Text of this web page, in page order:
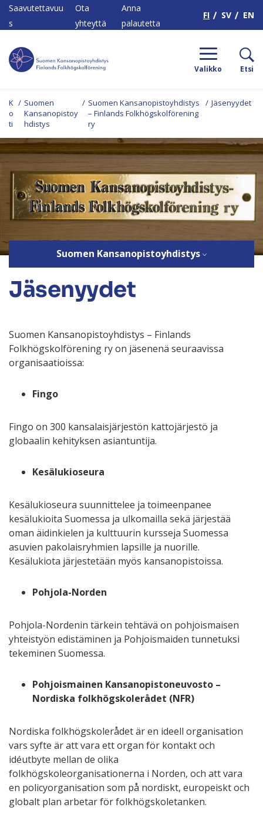
Saavutettavuu
s
Ota
yhteyttä
Anna
palautetta
FI SV EN
Valikko Etsi
K
o
ti
/ Suomen
Kansanopistoy
hdistys
/ Suomen Kansanopistoyhdistys
– Finlands Folkhögskolförening
ry
/ Jäsenyydet
Suomen Kansanopistoyhdistys
Jäsenyydet
Suomen Kansanopistoyhdistys – Finlands
Folkhögskolförening ry on jäsenenä seuraavissa
organisaatioissa:
Fingo
Fingo on 300 kansalaisjärjestön kattojärjestö ja
globaalin kehityksen asiantuntija.
Kesälukioseura
Kesälukioseura suunnittelee ja toimeenpanee
kesälukioita Suomessa ja ulkomailla sekä järjestää
oman äidinkielen ja kulttuurin kursseja Suomessa
asuvien pakolaisryhmien lapsille ja nuorille.
Kesälukiota järjestetään myös kansanopistoissa.
Pohjola-Norden
Pohjola-Nordenin tärkein tehtävä on pohjoismaisen
yhteistyön edistäminen ja Pohjoismaiden tunnetuksi
tekeminen Suomessa.
Pohjoismainen Kansanopistoneuvosto –
Nordiska folkhögskolerådet (NFR)
Nordiska folkhögskolerådet är en ideell organisation
vars syfte är att vara ett organ för kontakt och
idéutbyte mellan de olika
folkhögskoleorganisationerna i Norden, och att vara
en policyorganisation som på nordiskt, europeiskt och
globalt plan arbetar för folkhögskoletanken.